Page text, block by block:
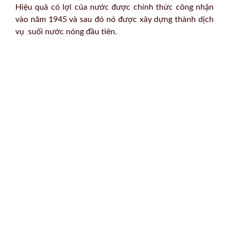
Hiệu quả có lợi của nước được chính thức công nhận
vào năm 1945 và sau đó nó được xây dựng thành dịch
vụ suối nước nóng đầu tiên.